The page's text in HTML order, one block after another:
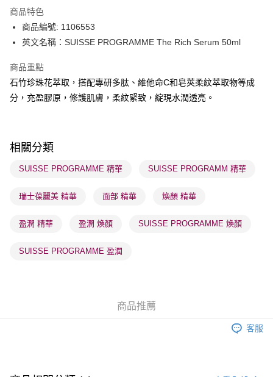
PayMe
WeChat Pay
BoC Pay
送貨方式
每筆HK$65.00，滿HK$300.00或以上免運費
確認發貨後1-3 工作天送達，訂單將隨機分配至SF順豐速運或京東
每筆HK$65.00，滿HK$300.00或以上免運費
(香港門市) 只顯示可選門市。確認發貨後2-5個工作天到店，3天內
(澳門門市) 只顯示可選門市。確認發貨後2-5個工作天到店，3天內
商品特色
商品編號: 1106553
英文名稱：SUISSE PROGRAMME The Rich Serum 50ml
商品重點
石竹珍珠花萃取，搭配專研多肽、維他命C和皂莢柔紋萃取物等成
分，充盈膠原，修護肌膚，柔紋緊致，綻現水潤透亮。
相關分類
SUISSE PROGRAMME 精華 SUISSE PROGRAMM 精華
瑞士葆麗美 精華 面部 精華 煥顏 精華
盈潤 精華 盈潤 煥顏 SUISSE PROGRAMME 煥顏
SUISSE PROGRAMME 盈潤
商品推薦
客服